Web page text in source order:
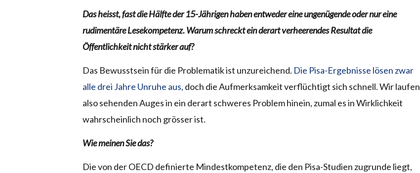
Das heisst, fast die Hälfte der 15-Jährigen haben entweder eine ungenügende oder nur eine
rudimentäre Lesekompetenz. Warum schreckt ein derart verheerendes Resultat die
Öffentlichkeit nicht stärker auf?
Das Bewusstsein für die Problematik ist unzureichend. Die Pisa-Ergebnisse lösen zwar
alle drei Jahre Unruhe aus, doch die Aufmerksamkeit verflüchtigt sich schnell. Wir laufen
also sehenden Auges in ein derart schweres Problem hinein, zumal es in Wirklichkeit
wahrscheinlich noch grösser ist.
Wie meinen Sie das?
Die von der OECD definierte Mindestkompetenz, die den Pisa-Studien zugrunde liegt,